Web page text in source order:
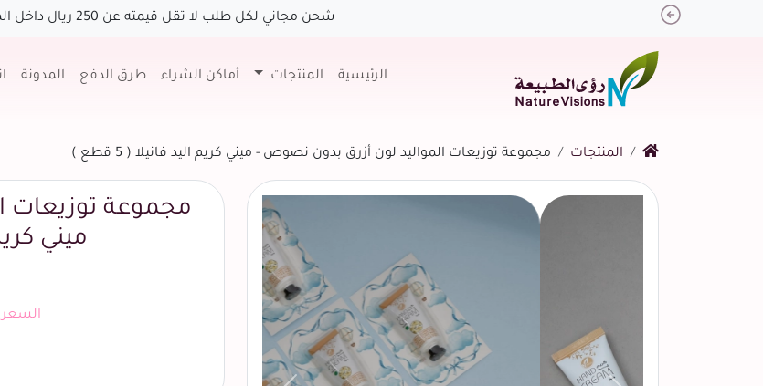
شحن مجاني لكل طلب لا تقل قيمته عن 250 ريال داخل المملكة
Previous
الرئيسية المنتجات أماكن الشراء طرق الدفع المدونة
المنتجات مجموعة توزيعات المواليد لون أزرق بدون نصوص - ميني كريم اليد فانيلا ( 5 قطع )
مجموعة توزيعات
ميني كريم